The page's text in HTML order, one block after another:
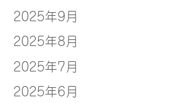
2025年9月
2025年8月
2025年7月
2025年6月